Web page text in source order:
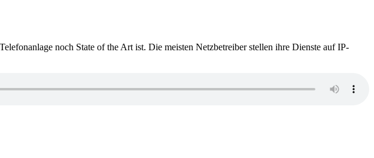
noch State of the Art ist. Die meisten Netzbetreiber stellen ihre Dienste auf IP-